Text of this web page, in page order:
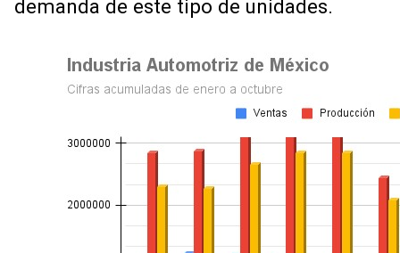
demanda de este tipo de unidades.